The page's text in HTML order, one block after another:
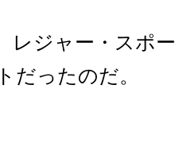
レジャー・スポ
だったのだ。